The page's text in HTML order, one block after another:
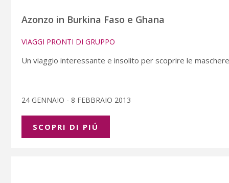
Azonzo in Burkina Faso e Ghana
VIAGGI PRONTI DI GRUPPO
Un viaggio interessante e insolito per scoprire le
24 GENNAIO - 8 FEBBRAIO 2013
SCOPRI DI PIÚ